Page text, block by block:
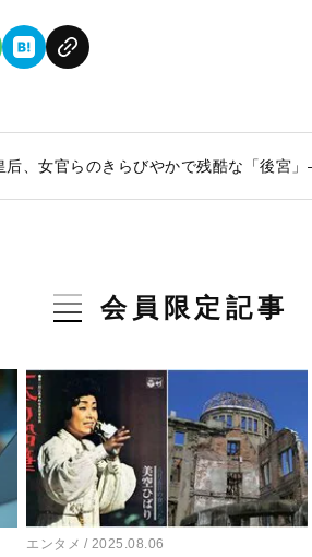
后、女官らのきらびやかで残酷な「後宮
会員限定記事
エンタメ 2025.08.06